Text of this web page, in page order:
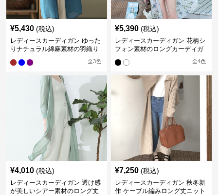
¥5,430 (税込)
レディースカーディガン ゆった
りナチュラル綿麻素材の羽織り
全3色
¥5,390 (税込)
レディースカーディガン 花柄シ
フォン素材のロングカーディガ
全4色
¥4,010 (税込)
レディースカーディガン 透け感
が美しいシアー素材のロング丈
¥7,250 (税込)
レディースカーディガン 秋冬新
作 ケーブル編みロング丈ニット